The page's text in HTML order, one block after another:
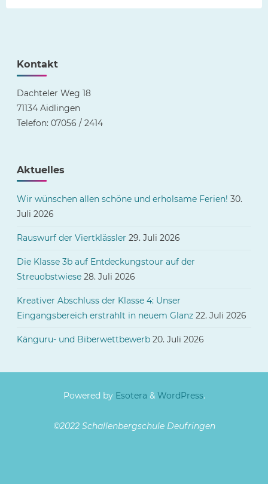
Kontakt
Dachteler Weg 18
71134 Aidlingen
Telefon: 07056 / 2414
Aktuelles
Wir wünschen allen schöne und erholsame Ferien! 30.
Juli 2026
Rauswurf der Viertklässler 29. Juli 2026
Die Klasse 3b auf Entdeckungstour auf der
Streuobstwiese 28. Juli 2026
Kreativer Abschluss der Klasse 4: Unser
Eingangsbereich erstrahlt in neuem Glanz 22. Juli 2026
Känguru- und Biberwettbewerb 20. Juli 2026
Powered byEsotera & WordPress.
©2022 Schallenbergschule Deufringen